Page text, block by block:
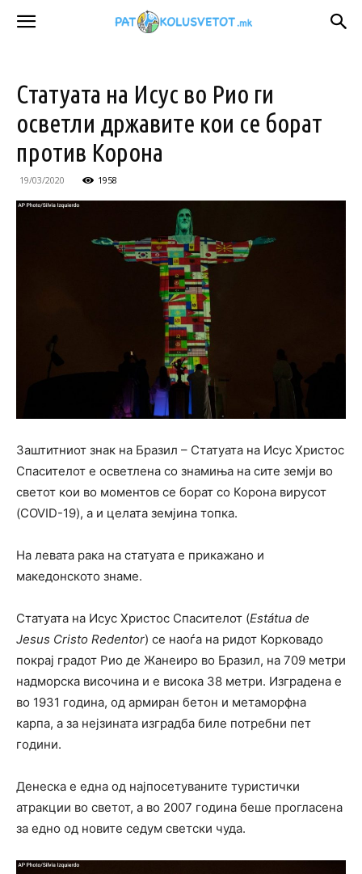
Статуата на Исус во Рио ги
осветли државите кои се борат
против Корона
19/03/2020 1958
Заштитниот знак на Бразил – Статуата на Исус Христос
Спасителот е осветлена со знамиња на сите земји во
светот кои во моментов се борат со Корона вирусот
(COVID-19), а и целата земјина топка.
На левата рака на статуата е прикажано и
македонското знаме.
Статуата на Исус Христос Спасителот (Estátua de
Jesus Cristo Redentor) се наоѓа на ридот Корковадо
покрај градот Рио де Жанеиро во Бразил, на 709 метри
надморска височина и е висока 38 метри. Изградена е
во 1931 година, од армиран бетон и метаморфна
карпа, а за нејзината изградба биле потребни пет
години.
Денеска е една од најпосетуваните туристички
атракции во светот, а во 2007 година беше прогласена
за едно од новите седум светски чуда.